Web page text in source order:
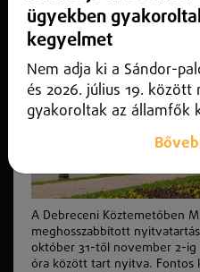
Országos Mindenszenteki
A Debreceni Köztemetőben
meghosszabbított
október 31-től november 2-
óra között tart nyitva. Fontos
ügyekben
kegyelmet
Nem adja ki a Sándor-
és 2026. július 19. között
gyakoroltak az államfők